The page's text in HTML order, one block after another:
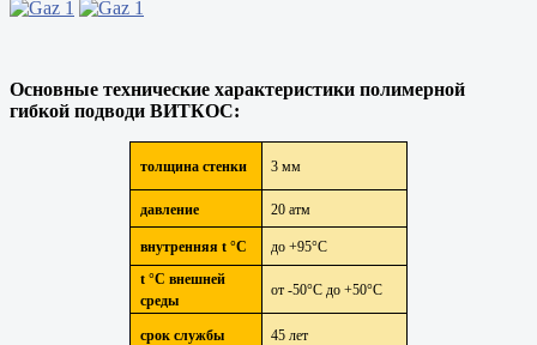
Основные технические характеристики полимерной
гибкой подводи ВИТКОС:
толщина стенки 3 мм
давление 20 атм
внутренняя t °С
до +95°С
t °С внешней
среды
от -50°С до +50°С
срок службы 45 лет